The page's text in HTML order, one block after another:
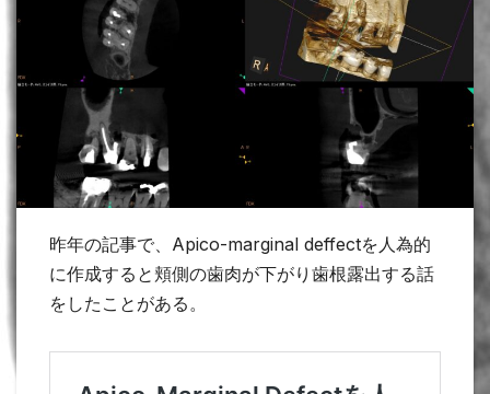
昨年の記事で、Apico-marginal deffectを人為的
に作成すると頬側の歯肉が下がり歯根露出する話
をしたことがある。